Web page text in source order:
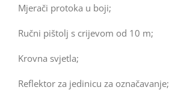
Mjerači protoka u boji;
Ručni pištolj s crijevom od 10 m;
Krovna svjetla;
Reflektor za jedinicu za označavanje;